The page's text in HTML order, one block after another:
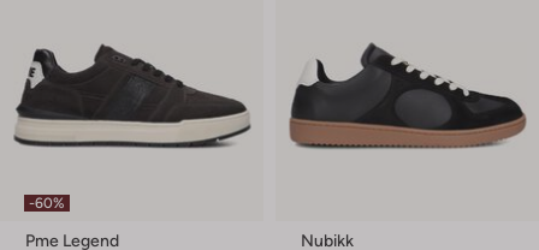
-60%
Pme Legend
Nubikk